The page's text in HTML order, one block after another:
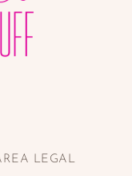
LEGAL